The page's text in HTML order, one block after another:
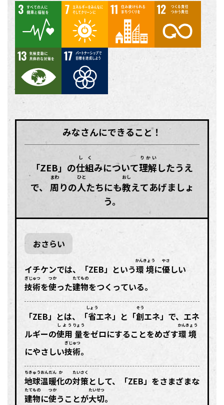
3 7 11 12
13 17
みなさんにできること！
「ZEB」の仕組
しく
みについて理解
りかい
したうえ
で、 周
まわ
りの人
ひと
たちにも教
おし
えてあげましょ
う。
おさらい
イチケンでは、「ZEB」という環境
かんきょう
に優
やさ
しい
技術
ぎじゅつ
を使
つか
った建物
たてもの
をつくっている。
「ZEB」とは、「省
しょう
エネ」と「創
そう
エネ」で、エネ
ルギーの使用
しよう
量
りょう
をゼロにすることをめざす環境
かんきょう
にやさしい技術
ぎじゅつ
。
地球
ちきゅう
温暖
おんだん
化
か
の対策
たいさく
として、「ZEB」をさまざまな
建物
たてもの
に使
つか
うことが大切
たいせつ
。